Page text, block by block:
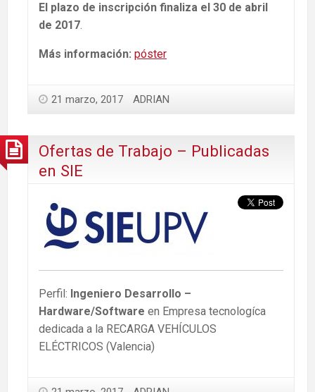
El plazo de inscripción finaliza el 30 de abril
de 2017.
Más información: póster
21 marzo, 2017 ADRIAN
Ofertas de Trabajo – Publicadas
en SIE
Perfil: Ingeniero Desarrollo –
Hardware/Software en Empresa tecnologíca
dedicada a la RECARGA VEHÍCULOS
ELÉCTRICOS (Valencia)